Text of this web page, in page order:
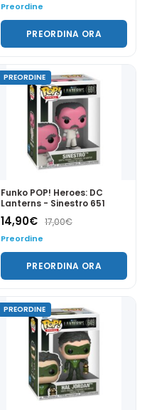
Preordine
PREORDINA ORA
PREORDINE
Funko POP! Heroes: DC
Lanterns - Sinestro 651
14,90€ 17,00€
Preordine
PREORDINA ORA
PREORDINE